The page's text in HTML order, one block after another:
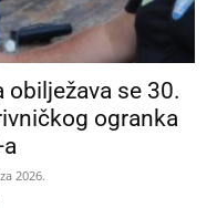
obilježava se 30.
ogranka
2026.